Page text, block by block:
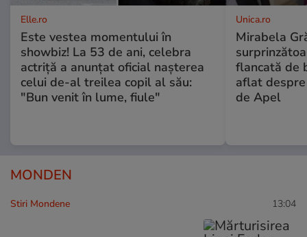
Elle.ro
Este vestea momentului în
showbiz! La 53 de ani, celebra
actriță a anunțat oficial nașterea
celui de-al treilea copil al său:
"Bun venit în lume, fiule"
Unica.ro
Mirabela
flancată de
aflat
de Apel
MONDEN
Stiri Mondene 13:04